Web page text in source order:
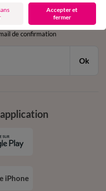
à la newsletter
de confirmation
Ok
iPhone
Accepter et
fermer